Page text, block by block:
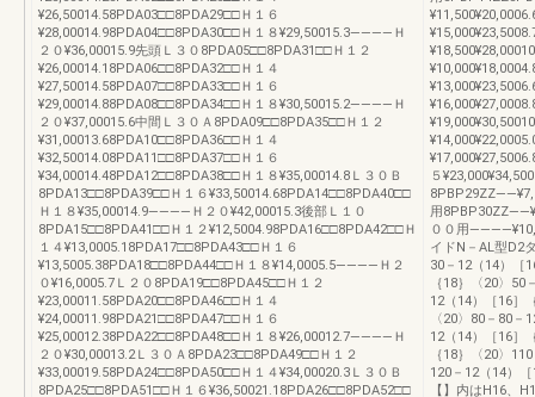
¥26,50014.58PDA03□□8PDA29□□Ｈ１６
¥28,00014.98PDA04□□8PDA30□□Ｈ１８¥29,50015.3――――Ｈ
２０¥36,00015.9先頭Ｌ３０8PDA05□□8PDA31□□Ｈ１２
¥26,00014.18PDA06□□8PDA32□□Ｈ１４
¥27,50014.58PDA07□□8PDA33□□Ｈ１６
¥29,00014.88PDA08□□8PDA34□□Ｈ１８¥30,50015.2――――Ｈ
２０¥37,00015.6中間Ｌ３０Ａ8PDA09□□8PDA35□□Ｈ１２
¥31,00013.68PDA10□□8PDA36□□Ｈ１４
¥32,50014.08PDA11□□8PDA37□□Ｈ１６
¥34,00014.48PDA12□□8PDA38□□Ｈ１８¥35,00014.8Ｌ３０Ｂ
8PDA13□□8PDA39□□Ｈ１６¥33,50014.68PDA14□□8PDA40□□
Ｈ１８¥35,00014.9――――Ｈ２０¥42,00015.3後部Ｌ１０
8PDA15□□8PDA41□□Ｈ１２¥12,5004.98PDA16□□8PDA42□□Ｈ
１４¥13,0005.18PDA17□□8PDA43□□Ｈ１６
¥13,5005.38PDA18□□8PDA44□□Ｈ１８¥14,0005.5――――Ｈ２
０¥16,0005.7Ｌ２０8PDA19□□8PDA45□□Ｈ１２
¥23,00011.58PDA20□□8PDA46□□Ｈ１４
¥24,00011.98PDA21□□8PDA47□□Ｈ１６
¥25,00012.38PDA22□□8PDA48□□Ｈ１８¥26,00012.7――――Ｈ
２０¥30,00013.2Ｌ３０Ａ8PDA23□□8PDA49□□Ｈ１２
¥33,00019.58PDA24□□8PDA50□□Ｈ１４¥34,00020.3Ｌ３０Ｂ
8PDA25□□8PDA51□□Ｈ１６¥36,50021.18PDA26□□8PDA52□□
５
用
００用
イドN－AL型D2
30－12（14）［
｛18｝〈20〉
12（14）［16］
〈20〉80－80
12（14）［16］
｛18｝〈20〉
120－12（14）
【】内はH16、